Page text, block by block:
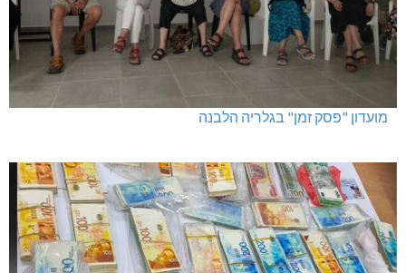
מועדון "פסק זמן" בגלריה הלבנה